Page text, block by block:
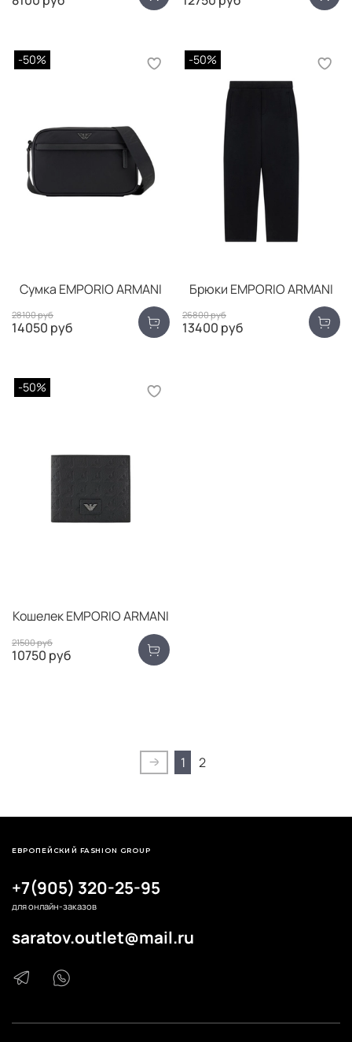
-50%
Сумка EMPORIO ARMANI
28100 руб
14050 руб
-50%
Брюки EMPORIO ARMANI
26800 руб
13400 руб
-50%
Кошелек EMPORIO ARMANI
21500 руб
10750 руб
1 2
+7(905) 320-25-95
для онлайн-заказов
saratov.outlet@mail.ru
ЕВРОПЕЙСКИЙ FASHION GROUP